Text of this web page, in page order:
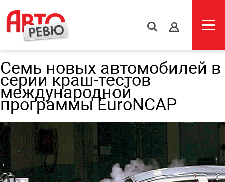
s
Cемь новых автомобилей в
серии краш-тестов
международной
программы EuroNCAP